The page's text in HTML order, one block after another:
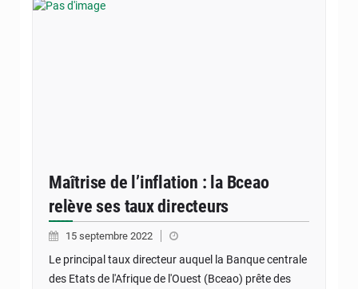
Maîtrise de l’inflation : la Bceao
relève ses taux directeurs
15 septembre 2022
Le principal taux directeur auquel la Banque centrale
des Etats de l'Afrique de l'Ouest (Bceao) prête des